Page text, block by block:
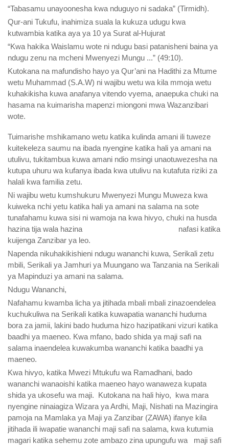
“Tabasamu unayoonesha kwa nduguyo ni sadaka” (Tirmidh).
Qur-ani Tukufu, inahimiza suala la kukuza udugu kwa
kutwambia katika aya ya 10 ya Surat al-Hujurat
“Kwa hakika Waislamu wote ni ndugu basi patanisheni baina ya
ndugu zenu na mcheni Mwenyezi Mungu ...” (49:10).
Kutokana na mafundisho hayo ya Qur’ani na Hadithi za Mtume
wetu Muhammad (S.A.W) ni wajibu wetu wa kila mmoja wetu
kuhakikisha kuwa anafanya vitendo vyema, anaepuka chuki na
hasama na kuimarisha mapenzi miongoni mwa Wazanzibari
wote.
Tuimarishe mshikamano wetu katika kulinda amani ili tuweze
kuitekeleza saumu na ibada nyengine katika hali ya amani na
utulivu, tukitambua kuwa amani ndio msingi unaotuwezesha na
kutupa uhuru wa kufanya ibada kwa utulivu na kutafuta riziki za
halali kwa familia zetu.
Ni wajibu wetu kumshukuru Mwenyezi Mungu Muweza kwa
kuiweka nchi yetu katika hali ya amani na salama na sote
tunafahamu kuwa sisi ni wamoja na kwa hivyo, chuki na husda
hazina tija wala hazina nafasi katika
kuijenga Zanzibar ya leo.
Napenda nikuhakikishieni ndugu wananchi kuwa, Serikali zetu
mbili, Serikali ya Jamhuri ya Muungano wa Tanzania na Serikali
ya Mapinduzi ya amani na salama.
Ndugu Wananchi,
Nafahamu kwamba licha ya jitihada mbali mbali zinazoendelea
kuchukuliwa na Serikali katika kuwapatia wananchi huduma
bora za jamii, lakini bado huduma hizo hazipatikani vizuri katika
baadhi ya maeneo. Kwa mfano, bado shida ya maji safi na
salama inaendelea kuwakumba wananchi katika baadhi ya
maeneo.
Kwa hivyo, katika Mwezi Mtukufu wa Ramadhani, bado
wananchi wanaoishi katika maeneo hayo wanaweza kupata
shida ya ukosefu wa maji. Kutokana na hali hiyo, kwa mara
nyengine ninaiagiza Wizara ya Ardhi, Maji, Nishati na Mazingira
pamoja na Mamlaka ya Maji ya Zanzibar (ZAWA) ifanye kila
jitihada ili iwapatie wananchi maji safi na salama, kwa kutumia
magari katika sehemu zote ambazo zina upungufu wa maji safi